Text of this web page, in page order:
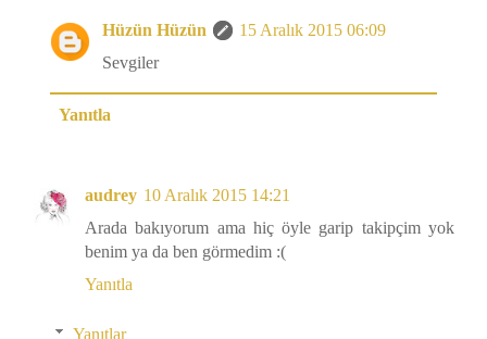
Hüzün Hüzün
15 Aralık 2015 06:09
Sevgiler
Yanıtla
audrey 10 Aralık 2015 14:21
Arada bakıyorum ama hiç öyle garip takipçim yok
benim ya da ben görmedim :(
Yanıtla
Yanıtlar